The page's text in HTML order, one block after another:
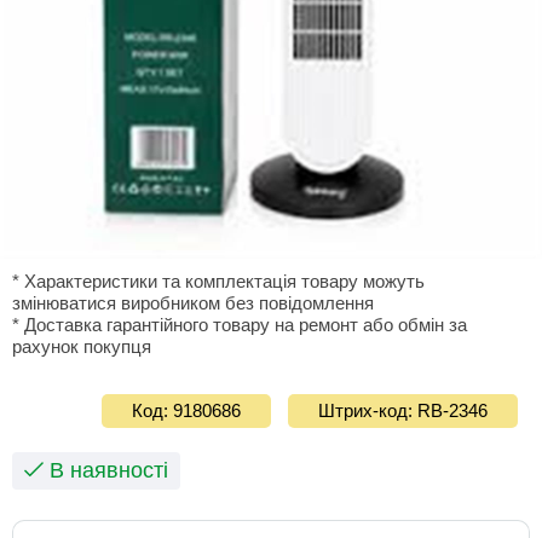
* Характеристики та комплектація товару можуть
змінюватися виробником без повідомлення
* Доставка гарантiйного товару на ремонт або обмiн за
рахунок покупця
Код: 9180686 Штрих-код: RB-2346
В наявності